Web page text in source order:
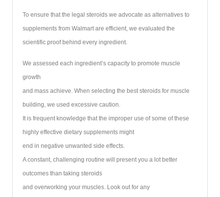
To ensure that the legal steroids we advocate as alternatives to
supplements from Walmart are efficient, we evaluated the
scientific proof behind every ingredient.
We assessed each ingredient’s capacity to promote muscle
growth
and mass achieve. When selecting the best steroids for muscle
building, we used excessive caution.
It is frequent knowledge that the improper use of some of these
highly effective dietary supplements might
end in negative unwanted side effects.
A constant, challenging routine will present you a lot better
outcomes than taking steroids
and overworking your muscles. Look out for any